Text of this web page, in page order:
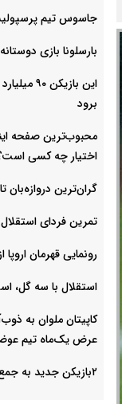
جاسوس تیم
بارسلونا بازی
این
برود
محبوب‌ترین صفحه
اختیار چه کسی
گران‌ترین دروازه‌بان
تمرین فردای
رونمایی قهرمان اروپا از
استقلال با سه گل،
کاپیتان ملوان به
عرض یک‌ماه تیم
۲بازیکن جدید به جمع خیبری‌ها اضافه شدند